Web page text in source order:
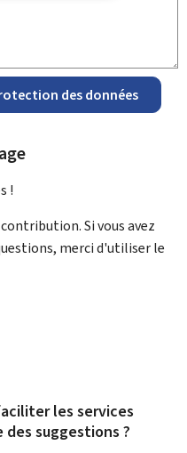
des données
!
Si vous avez
merci d'utiliser le
les services
suggestions ?